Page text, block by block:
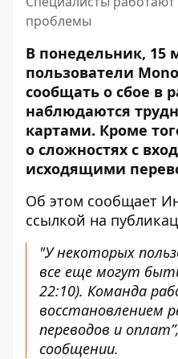
проблемы
В понедельник, 15
пользователи
сообщать о сбое в
наблюдаются
картами. Кроме
о сложностях с
исходящими
Об этом сообщает
ссылкой на
"У некоторых
все еще могут
22:10). Команда
восстановлением
переводов и
сообщении.